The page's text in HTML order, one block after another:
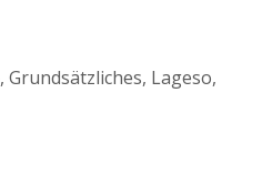
, Grundsätzliches, Lageso,